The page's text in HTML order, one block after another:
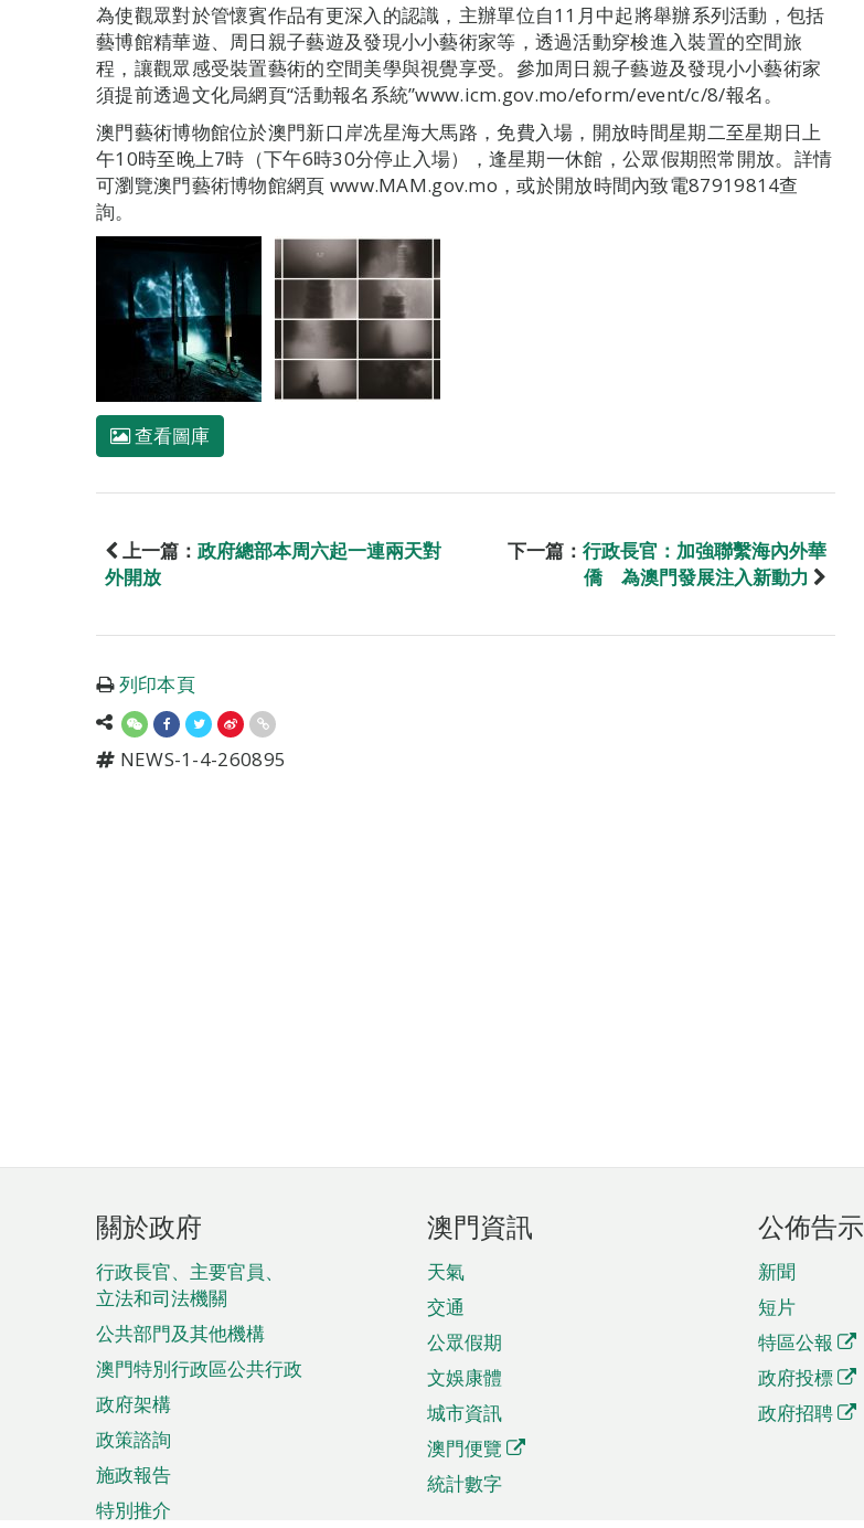
為使觀眾對於管懷賓作品有更深入的認識，主辦單位自11月中起將舉辦系列活動，包括
藝博館精華遊、周日親子藝遊及發現小小藝術家等，透過活動穿梭進入裝置的空間旅
程，讓觀眾感受裝置藝術的空間美學與視覺享受。參加周日親子藝遊及發現小小藝術家
須提前透過文化局網頁“活動報名系統”www.icm.gov.mo/eform/event/c/8/報名。
澳門藝術博物館位於澳門新口岸冼星海大馬路，免費入場，開放時間星期二至星期日上
午10時至晚上7時（下午6時30分停止入場），逢星期一休館，公眾假期照常開放。詳情
可瀏覽澳門藝術博物館網頁 www.MAM.gov.mo，或於開放時間內致電87919814查
詢。
查看圖庫
上一篇： 政府總部本周六起一連兩天對
外開放
下一篇： 行政長官：加強聯繫海內外華
僑 為澳門發展注入新動力
列印本頁
NEWS-1-4-260895
頁
腳
菜
單
關於政府
行政長官、主要官員、
立法和司法機關
公共部門及其他機構
澳門特別行政區公共行政
政府架構
政策諮詢
施政報告
特別推介
澳門資訊
天氣
交通
公眾假期
文娛康體
城市資訊
澳門便覽
統計數字
公佈告示
新聞
短片
特區公報
政府投標
政府招聘